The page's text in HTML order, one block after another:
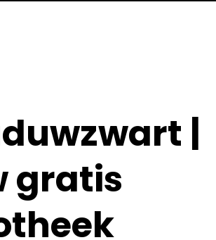
|
gratis